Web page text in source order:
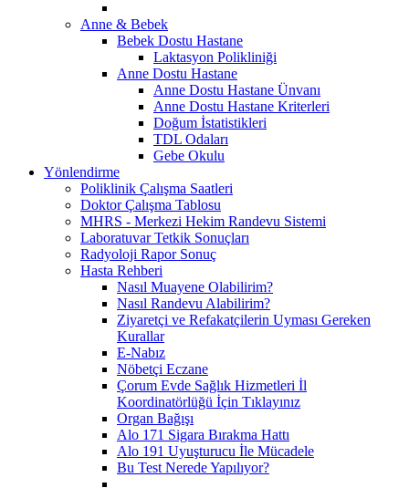
Anne & Bebek
Bebek Dostu Hastane
Laktasyon Polikliniği
Anne Dostu Hastane
Anne Dostu Hastane Ünvanı
Anne Dostu Hastane Kriterleri
Doğum İstatistikleri
TDL Odaları
Gebe Okulu
Yönlendirme
Poliklinik Çalışma Saatleri
Doktor Çalışma Tablosu
MHRS - Merkezi Hekim Randevu Sistemi
Laboratuvar Tetkik Sonuçları
Radyoloji Rapor Sonuç
Hasta Rehberi
Nasıl Muayene Olabilirim?
Nasıl Randevu Alabilirim?
Ziyaretçi ve Refakatçilerin Uyması Gereken
Kurallar
E-Nabız
Nöbetçi Eczane
Çorum Evde Sağlık Hizmetleri İl
Koordinatörlüğü İçin Tıklayınız
Organ Bağışı
Alo 171 Sigara Bırakma Hattı
Alo 191 Uyuşturucu İle Mücadele
Bu Test Nerede Yapılıyor?